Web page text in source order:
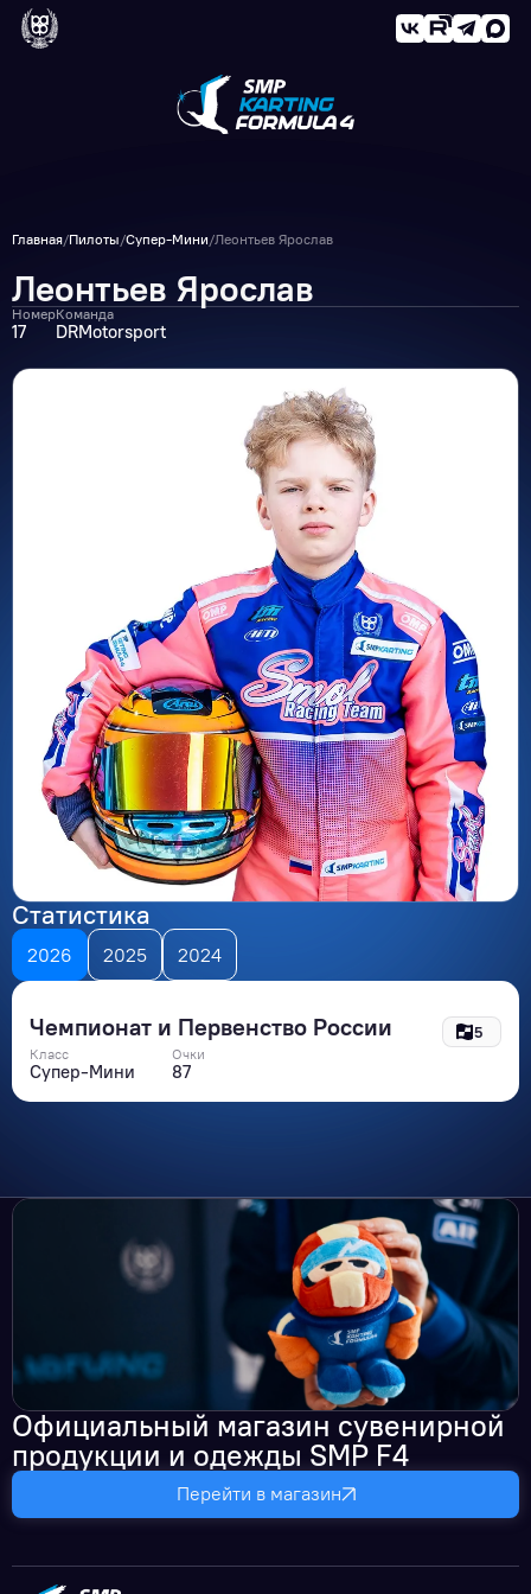
Главная/Пилоты/Супер-Мини/Леонтьев Ярослав
Леонтьев Ярослав
Номер
17
Команда
DRMotorsport
Статистика
2026 2025 2024
5
Класс
Супер-Мини
Чемпионат и Первенство России
Очки
87
Официальный магазин сувенирной
продукции и одежды SMP F4
Перейти в магазин